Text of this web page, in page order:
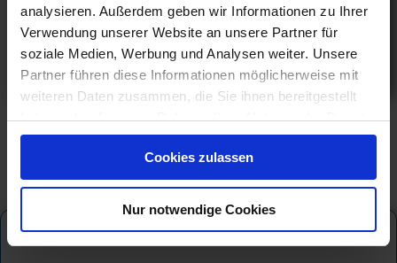
analysieren. Außerdem geben wir Informationen zu Ihrer
Verwendung unserer Website an unsere Partner für
soziale Medien, Werbung und Analysen weiter. Unsere
Partner führen diese Informationen möglicherweise mit
weiteren Daten zusammen, die Sie ihnen bereitgestellt
haben oder die sie im Rahmen Ihrer Nutzung der Dienste
gesammelt haben.
Cookies zulassen
Nur notwendige Cookies
ab7.399 €
am 22.03.27
Holland America